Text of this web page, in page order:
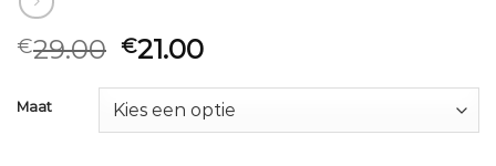
€29.00 €21.00
Maat